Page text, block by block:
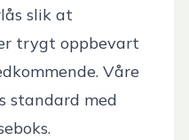
slik at
trygt oppbevart
Våre
standard med